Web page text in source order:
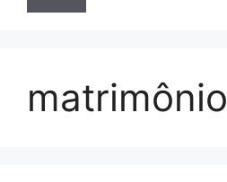
matrimônio